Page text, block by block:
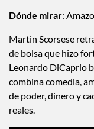
Dónde mirar:
Martin Scorsese
de bolsa que hizo
Leonardo DiCaprio
combina comedia,
de poder, dinero y
reales.